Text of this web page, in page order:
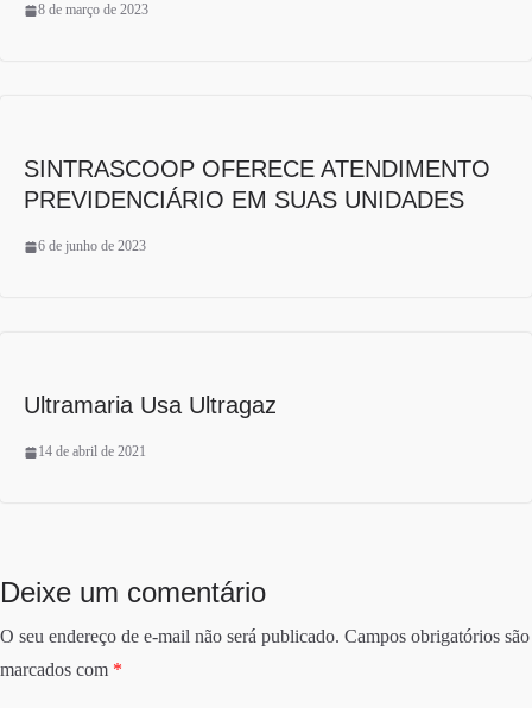
8 de março de 2023
SINTRASCOOP OFERECE ATENDIMENTO
PREVIDENCIÁRIO EM SUAS UNIDADES
6 de junho de 2023
Ultramaria Usa Ultragaz
14 de abril de 2021
Deixe um comentário
O seu endereço de e-mail não será publicado. Campos obrigatórios são
marcados com *